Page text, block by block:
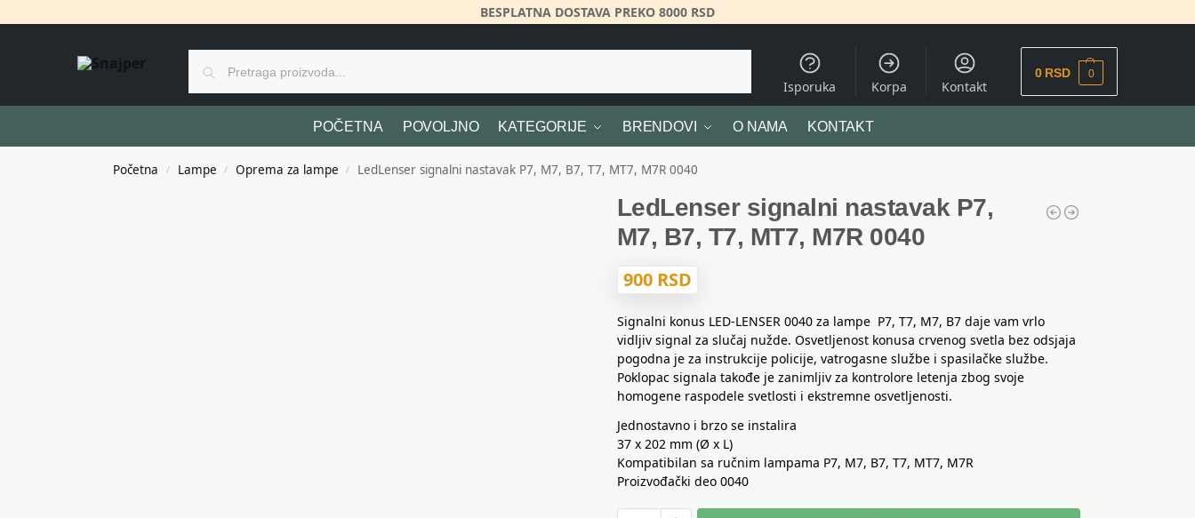
BESPLATNA DOSTAVA PREKO 8000 RSD
Isporuka Korpa Kontakt
0 RSD 0
POČETNA POVOLJNO KATEGORIJE BRENDOVI O NAMA KONTAKT
Početna / Lampe / Oprema za lampe / LedLenser signalni nastavak P7, M7, B7, T7, MT7, M7R 0040
LedLenser signalni nastavak P7,
M7, B7, T7, MT7, M7R 0040
900 RSD
Signalni konus LED-LENSER 0040 za lampe P7, T7, M7, B7 daje vam vrlo
vidljiv signal za slučaj nužde. Osvetljenost konusa crvenog svetla bez odsjaja
pogodna je za instrukcije policije, vatrogasne službe i spasilačke službe.
Poklopac signala takođe je zanimljiv za kontrolore letenja zbog svoje
homogene raspodele svetlosti i ekstremne osvetljenosti.
Jednostavno i brzo se instalira
37 x 202 mm (Ø x L)
Kompatibilan sa ručnim lampama P7, M7, B7, T7, MT7, M7R
Proizvođački deo 0040